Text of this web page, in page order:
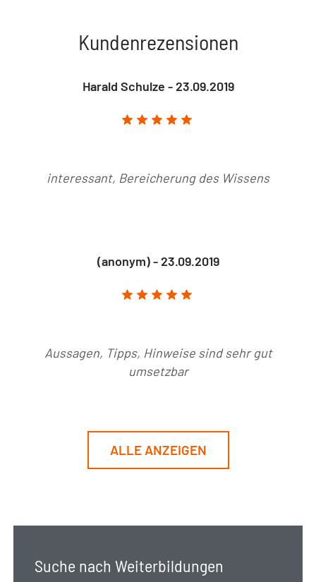
Kundenrezensionen
Harald Schulze - 23.09.2019
interessant, Bereicherung des Wissens
(anonym) - 23.09.2019
Aussagen, Tipps, Hinweise sind sehr gut
umsetzbar
ALLE ANZEIGEN
Suche nach Weiterbildungen